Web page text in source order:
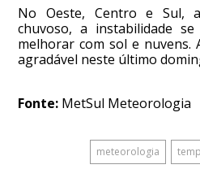
No Oeste, Centro e Sul,
chuvoso, a instabilidade
melhorar com sol e nuvens.
agradável neste último
Fonte: MetSul Meteorologia
meteorologia